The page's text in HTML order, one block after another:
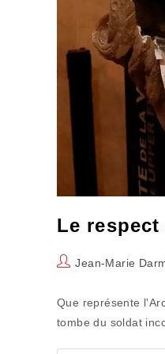
Le
Auteur/autrice
publication :
Jean-Marie
Que représente
tombe du soldat